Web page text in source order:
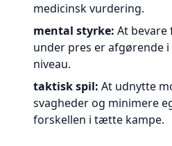
medicinsk vurdering.
mental styrke: At
under pres er afgørende
niveau.
taktisk spil: At udnytte
svagheder og minimere
forskellen i tætte kampe.